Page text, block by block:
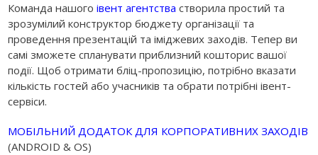
Команда нашогоівент агентства створила простий та
зрозумілий конструктор бюджету організації та
проведення презентацій та іміджевих заходів. Тепер ви
самі зможете спланувати приблизний кошторис вашої
події. Щоб отримати бліц-пропозицію, потрібно вказати
кількість гостей або учасників та обрати потрібні івент-
сервіси.
МОБІЛЬНИЙ ДОДАТОК ДЛЯ КОРПОРАТИВНИХ ЗАХОДІВ
(ANDROID & OS)